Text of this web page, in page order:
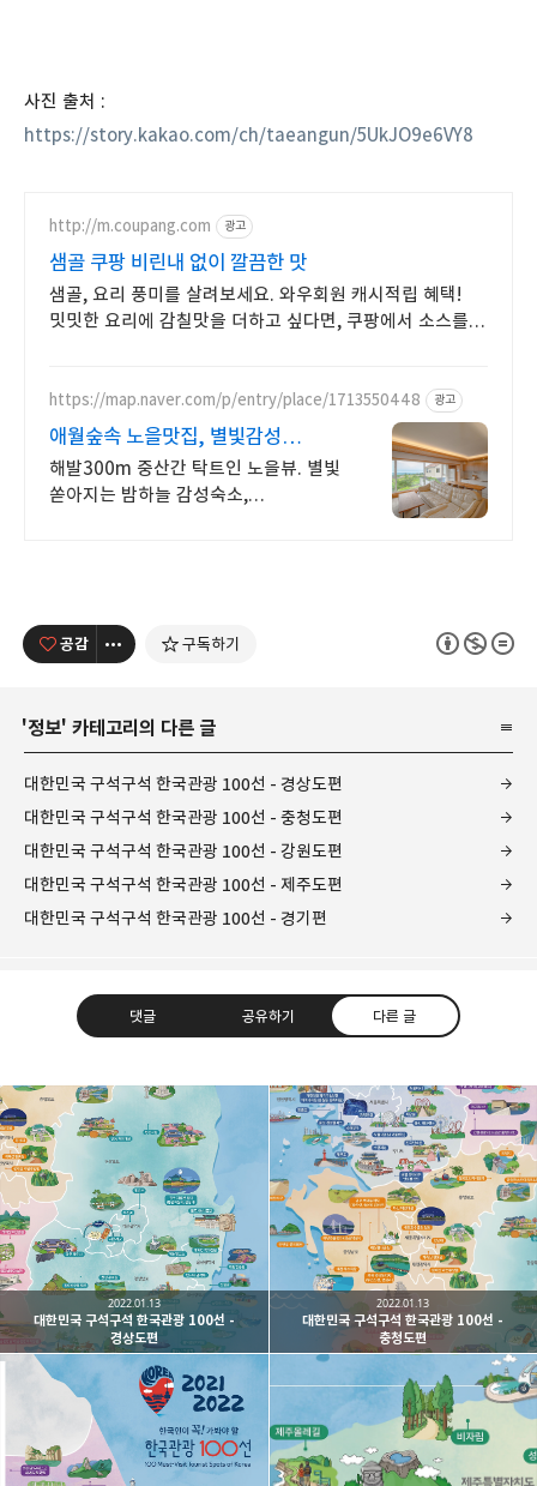
사진 출처 :
https://story.kakao.com/ch/taeangun/5UkJO9e6VY8
http://m.coupang.com 광고
샘골 쿠팡 비린내 없이 깔끔한 맛
샘골, 요리 풍미를 살려보세요. 와우회원 캐시적립 혜택!
밋밋한 요리에 감칠맛을 더하고 싶다면, 쿠팡에서 소스를
https://map.naver.com/p/entry/place/1713550448 광고
애월숲속 노을맛집, 별빛감성
아기용품 완벽구비, 대가족
해발300m 중산간 탁트인 노을뷰. 별빛
쏟아지는 밤하늘 감성숙소,
공감 구독하기
'정보' 카테고리의 다른 글
대한민국 구석구석 한국관광 100선 - 경상도편
대한민국 구석구석 한국관광 100선 - 충청도편
대한민국 구석구석 한국관광 100선 - 강원도편
대한민국 구석구석 한국관광 100선 - 제주도편
대한민국 구석구석 한국관광 100선 - 경기편
댓글 공유하기 다른 글
대한민국 구석구석
한국관광공사 대한민국 구석구석 정보를 정리하는 블로그,
가볼만한 곳, 여행지 추천 등 정리합니다.
구독하기
카카오톡 라인 트위터
네이버 블로그
대한민국 구석구석 한국관광 100선 -
경상도편
2022.01.13
대한민국 구석구석 한국관광 100선 -
충청도편
2022.01.13